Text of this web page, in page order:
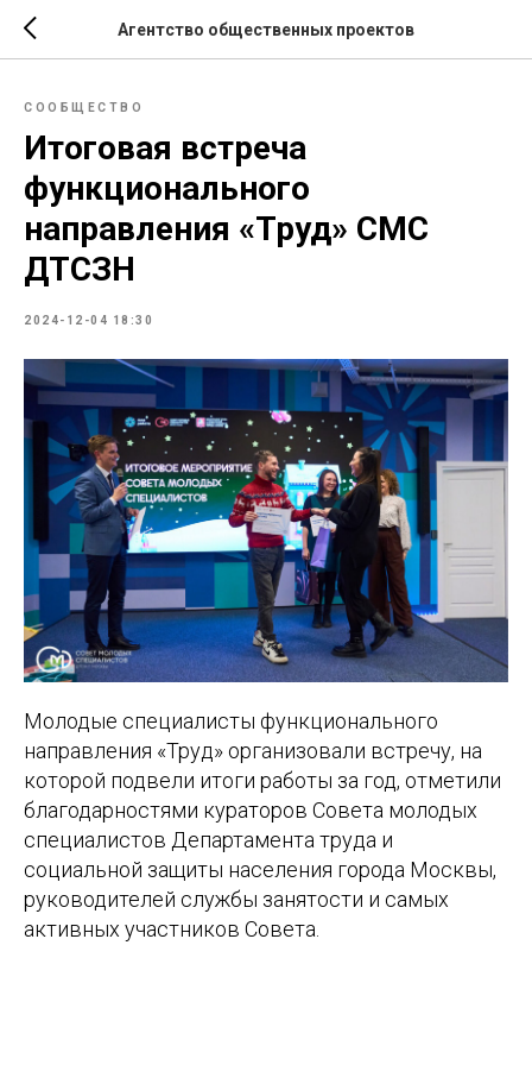
Агентство общественных проектов
СООБЩЕСТВО
Итоговая встреча
функционального
направления «Труд» СМС
ДТСЗН
2024-12-04 18:30
Молодые специалисты функционального
направления «Труд» организовали встречу, на
которой подвели итоги работы за год, отметили
благодарностями кураторов Совета молодых
специалистов Департамента труда и
социальной защиты населения города Москвы,
руководителей службы занятости и самых
активных участников Совета.